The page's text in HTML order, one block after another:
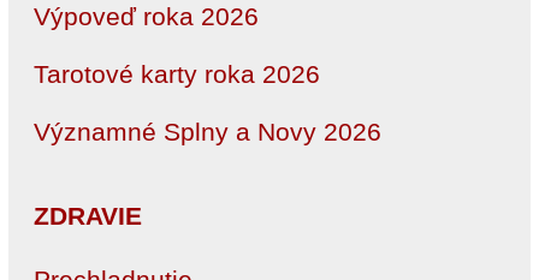
Výpoveď roka 2026
Tarotové karty roka 2026
Významné Splny a Novy 2026
ZDRAVIE